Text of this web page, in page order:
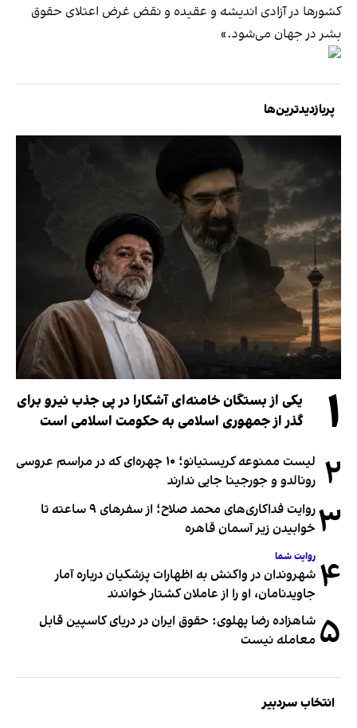
کشورها در آزادی اندیشه و عقیده و نقض غرض اعتلای حقوق
بشر در جهان می‌شود.»
پربازدیدترین‌ها
۱
یکی از بستگان خامنه‌ای آشکارا در پی جذب نیرو برای
گذر از جمهوری اسلامی به حکومت اسلامی است
۲
لیست ممنوعه کریستیانو؛ ۱۰ چهره‌ای که در مراسم عروسی
رونالدو و جورجینا جایی ندارند
۳
روایت فداکاری‌های محمد صلاح؛ از سفرهای ۹ ساعته تا
خوابیدن زیر آسمان قاهره
۴ روایت شما
شهروندان در واکنش به اظهارات پزشکیان درباره آمار
جاویدنامان، او را از عاملان کشتار خواندند
۵ شاهزاده رضا پهلوی: حقوق ایران در دریای کاسپین قابل
معامله نیست
انتخاب سردبیر